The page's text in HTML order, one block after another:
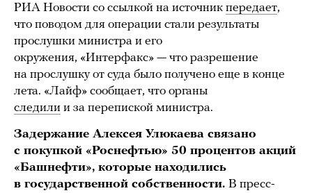
РИА Новости со ссылкой на источник передает,
что поводом для операции стали результаты
прослушки министра и его
окружения, «Интерфакс» — что разрешение
на прослушку от суда было получено еще в конце
лета. «Лайф» сообщает, что органы
следили и за перепиской министра.
Задержание Алексея Улюкаева связано
с покупкой «Роснефтью» 50 процентов акций
«Башнефти», которые находились
в государственной собственности. В пресс-